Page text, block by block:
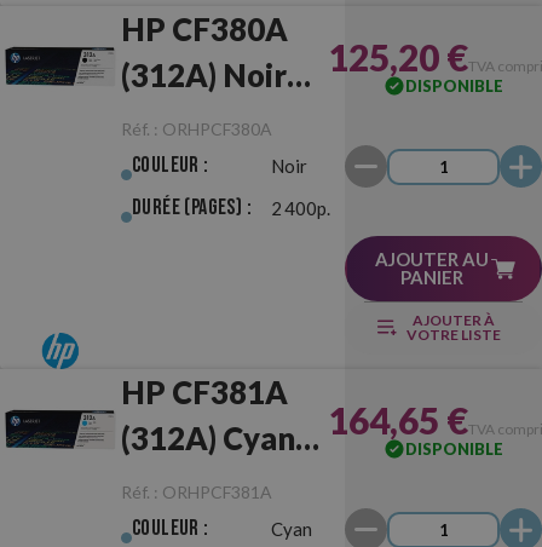
HP CF380A
(312A) Noir
Originale
Réf. : ORHPCF380A
Couleur : Noir
Durée (pages) : 2 400p.
125,20 €TVA
DISPONIBLE
AJOUTER AU
PANIER
AJOUTER À
VOTRE LISTE
HP CF381A
(312A) Cyan
Originale
Réf. : ORHPCF381A
Couleur : Cyan
164,65 €TVA
DISPONIBLE